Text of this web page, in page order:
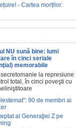
- Cartea morților:
NU sună bine: lumi
în cinci seriale
memorabile
secretomanie la represiune
total, în cinci poveşti cu
90 de membri ai
al Generaţiei Z pe